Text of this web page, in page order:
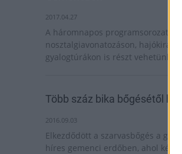
2017.04.27
A háromnapos programsorozat
nosztalgiavonatozáson,
gyalogtúrákon is részt vehetünk.
Több száz bika bőgésétől
2016.09.03
Elkezdődött a szarvasbőgés a
híres gemenci erdőben, ahol két